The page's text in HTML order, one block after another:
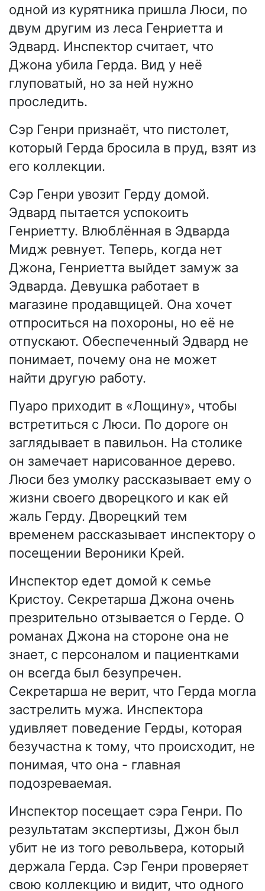
одной из курятника пришла Люси, по
двум другим из леса Генриетта и
Эдвард. Инспектор считает, что
Джона убила Герда. Вид у неё
глуповатый, но за ней нужно
проследить.
Сэр Генри признаёт, что пистолет,
который Герда бросила в пруд, взят из
его коллекции.
Сэр Генри увозит Герду домой.
Эдвард пытается успокоить
Генриетту. Влюблённая в Эдварда
Мидж ревнует. Теперь, когда нет
Джона, Генриетта выйдет замуж за
Эдварда. Девушка работает в
магазине продавщицей. Она хочет
отпроситься на похороны, но её не
отпускают. Обеспеченный Эдвард не
понимает, почему она не может
найти другую работу.
Пуаро приходит в «Лощину», чтобы
встретиться с Люси. По дороге он
заглядывает в павильон. На столике
он замечает нарисованное дерево.
Люси без умолку рассказывает ему о
жизни своего дворецкого и как ей
жаль Герду. Дворецкий тем
временем рассказывает инспектору о
посещении Вероники Крей.
Инспектор едет домой к семье
Кристоу. Секретарша Джона очень
презрительно отзывается о Герде. О
романах Джона на стороне она не
знает, с персоналом и пациентками
он всегда был безупречен.
Секретарша не верит, что Герда могла
застрелить мужа. Инспектора
удивляет поведение Герды, которая
безучастна к тому, что происходит, не
понимая, что она - главная
подозреваемая.
Инспектор посещает сэра Генри. По
результатам экспертизы, Джон был
убит не из того револьвера, который
держала Герда. Сэр Генри проверяет
свою коллекцию и видит, что одного